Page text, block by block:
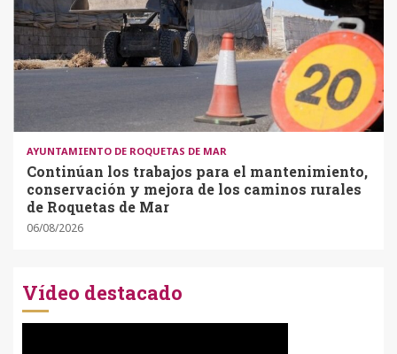
AYUNTAMIENTO DE ROQUETAS DE MAR
Continúan los trabajos para el mantenimiento,
conservación y mejora de los caminos rurales
de Roquetas de Mar
06/08/2026
Vídeo destacado